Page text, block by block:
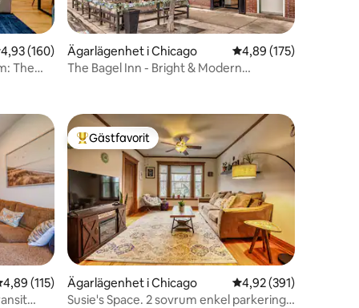
av 5 i genomsnittligt betyg, 160 omdömen
4,93 (160)
The
Ägarlägenhet i Chicago 4,89 av 5 i
4,89 (175)
The Bagel Inn - Bright & Modern
av 5 i genomsnittligt betyg, 115 omdömen
4,89 (115)
Populär gästfavorit
Gästfavorit
Ägarlägenhet i Chicago 4,92 av 5 i
4,92 (391)
Susie's Space. 2 sovrum enkel parkering